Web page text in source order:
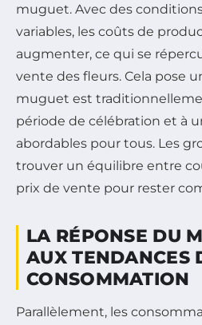
muguet. Avec des
variables, les coûts de
augmenter, ce qui se
vente des fleurs. Cela pose
muguet est
période de célébration et à
abordables pour tous. Les
trouver un équilibre entre
prix de vente pour rester
LA RÉPONSE DU
AUX TENDANCES
CONSOMMATION
Parallèlement, les